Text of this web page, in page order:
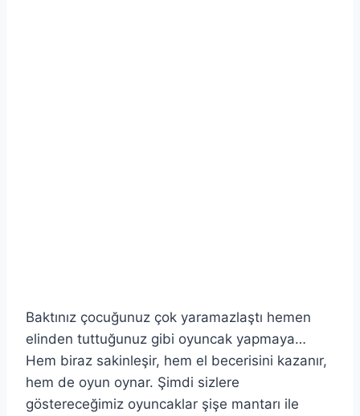
Baktınız çocuğunuz çok yaramazlaştı hemen
elinden tuttuğunuz gibi oyuncak yapmaya…
Hem biraz sakinleşir, hem el becerisini kazanır,
hem de oyun oynar. Şimdi sizlere
göstereceğimiz oyuncaklar şişe mantarı ile